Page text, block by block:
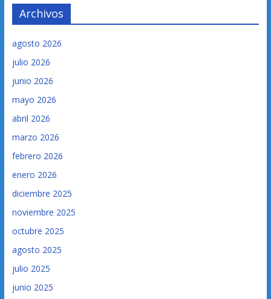
Archivos
agosto 2026
julio 2026
junio 2026
mayo 2026
abril 2026
marzo 2026
febrero 2026
enero 2026
diciembre 2025
noviembre 2025
octubre 2025
agosto 2025
julio 2025
junio 2025